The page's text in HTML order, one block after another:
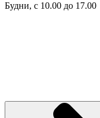
Будни, с 10.00 до 17.00